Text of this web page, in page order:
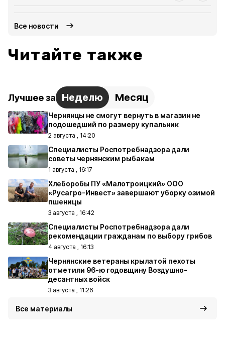
Все новости
Читайте также
Лучшее за Неделю Месяц
Чернянцы не смогут вернуть в магазин не
подошедший по размеру купальник
2 августа , 14:20
Специалисты Роспотребнадзора дали
советы чернянским рыбакам
1 августа , 16:17
Хлеборобы ПУ «Малотроицкий» ООО
«Русагро-Инвест» завершают уборку озимой
пшеницы
3 августа , 16:42
Специалисты Роспотребнадзора дали
рекомендации гражданам по выбору грибов
4 августа , 16:13
Чернянские ветераны крылатой пехоты
отметили 96-ю годовщину Воздушно-
десантных войск
3 августа , 11:26
Все материалы